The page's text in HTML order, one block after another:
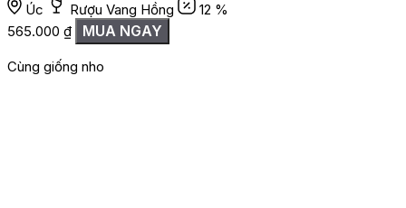
Úc Rượu Vang Hồng
12 %
565.000 ₫ MUA NGAY
Cùng giống nho